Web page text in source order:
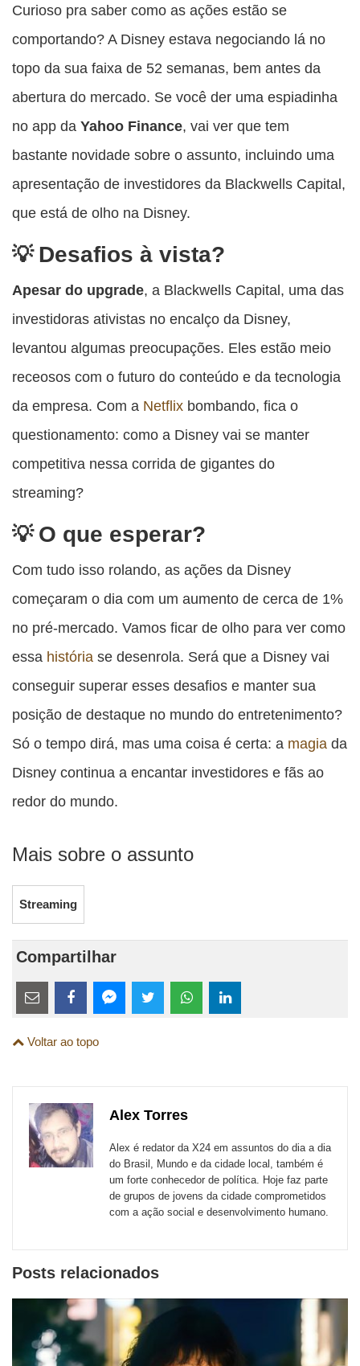
Curioso pra saber como as ações estão se
comportando? A Disney estava negociando lá no
topo da sua faixa de 52 semanas, bem antes da
abertura do mercado. Se você der uma espiadinha
no app da Yahoo Finance, vai ver que tem
bastante novidade sobre o assunto, incluindo uma
apresentação de investidores da Blackwells Capital,
que está de olho na Disney.
Desafios à vista?
Apesar do upgrade, a Blackwells Capital, uma das
investidoras ativistas no encalço da Disney,
levantou algumas preocupações. Eles estão meio
receosos com o futuro do conteúdo e da tecnologia
da empresa. Com a Netflix bombando, fica o
questionamento: como a Disney vai se manter
competitiva nessa corrida de gigantes do
streaming?
O que esperar?
Com tudo isso rolando, as ações da Disney
começaram o dia com um aumento de cerca de 1%
no pré-mercado. Vamos ficar de olho para ver como
essa história se desenrola. Será que a Disney vai
conseguir superar esses desafios e manter sua
posição de destaque no mundo do entretenimento?
Só o tempo dirá, mas uma coisa é certa: a magia da
Disney continua a encantar investidores e fãs ao
redor do mundo.
Mais sobre o assunto
Streaming
Compartilhar
Estes
links
são
sites
externos
esta
Email
esta
FacebookMessenger
TwitterWhatsApp
Voltar ao topo
Alex Torres
Alex é redator da X24 em assuntos do dia a dia
do Brasil, Mundo e da cidade local, também é
um forte conhecedor de política. Hoje faz parte
de grupos de jovens da cidade comprometidos
com a ação social e desenvolvimento humano.
Posts relacionados